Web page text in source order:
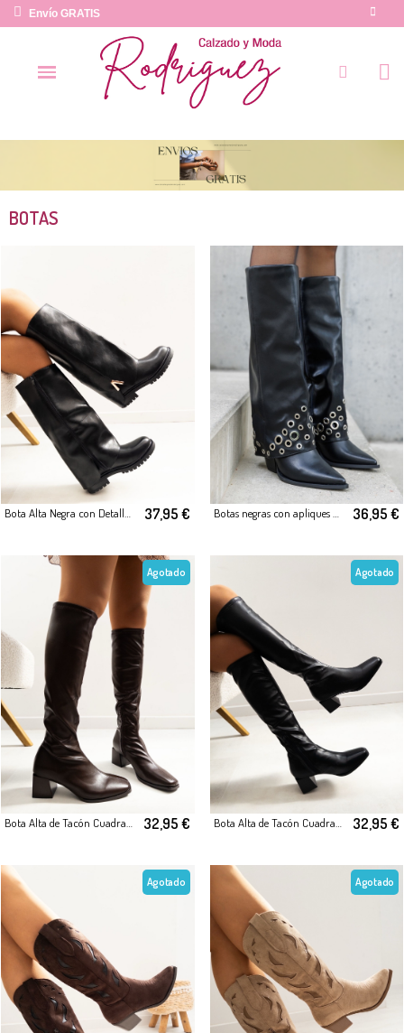
Envío GRATIS
BOTAS
37,95 € 36,95 €
Agotado
Bota Alta de Tacón Cuadrado en Piel Sintética Marrón 32,95 €
Agotado
Bota Alta de Tacón Cuadrado en Piel Sintética Negra 32,95 €
Agotado Agotado